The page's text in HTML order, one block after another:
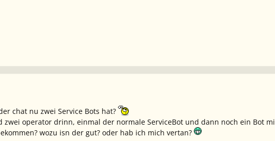
chat nu zwei Service Bots hat?
zwei operator drinn, einmal der normale ServiceBot und dann noch ein Bot
wozu isn der gut? oder hab ich mich vertan?